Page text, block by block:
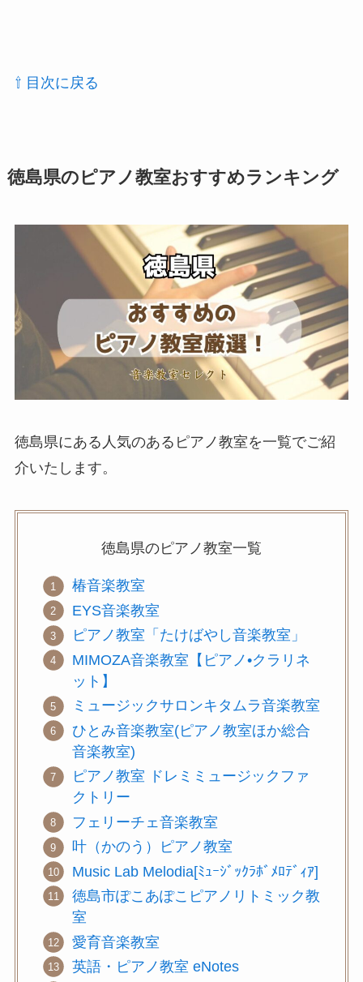
⇧ 目次に戻る
徳島県のピアノ教室おすすめランキング
徳島県にある人気のあるピアノ教室を一覧でご紹
介いたします。
徳島県のピアノ教室一覧
椿音楽教室
EYS音楽教室
ピアノ教室「たけばやし音楽教室」
MIMOZA音楽教室【ピアノ•クラリネ
ット】
ミュージックサロンキタムラ音楽教室
ひとみ音楽教室(ピアノ教室ほか総合
音楽教室)
ピアノ教室 ドレミミュージックファ
クトリー
フェリーチェ音楽教室
叶（かのう）ピアノ教室
Music Lab Melodia[ﾐｭｰｼﾞｯｸﾗﾎﾞﾒﾛﾃﾞｨｱ]
徳島市ぽこあぽこピアノリトミック教
室
愛育音楽教室
英語・ピアノ教室 eNotes